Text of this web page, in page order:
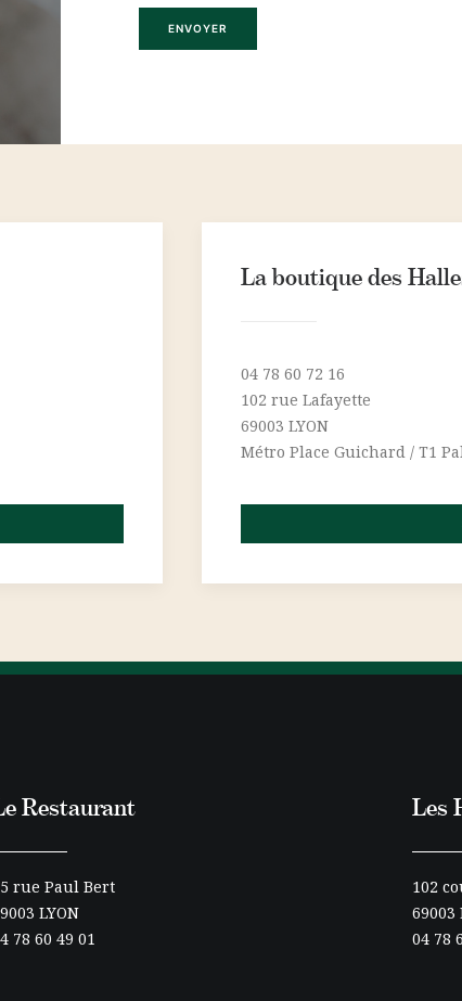
La boutique des
04 78 60 72 16
102 rue Lafayette
69003 LYON
Métro Place Guichard / T1
Restaurant
rue Paul Bert
LYON
78 60 49 01
Les
102
69003
04 78